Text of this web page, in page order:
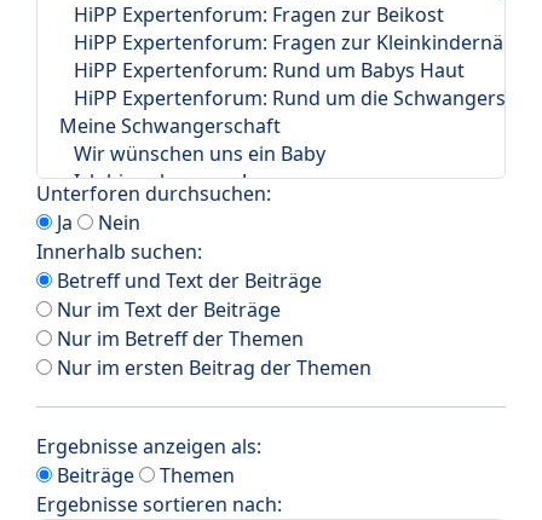
Unterforen durchsuchen:
Ja
Nein
Innerhalb suchen:
Betreff und Text der Beiträge
Nur im Text der Beiträge
Nur im Betreff der Themen
Nur im ersten Beitrag der Themen
Ergebnisse anzeigen als:
Beiträge
Themen
Ergebnisse sortieren nach: